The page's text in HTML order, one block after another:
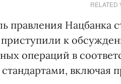
RELATED
правления
к
операций в
включая